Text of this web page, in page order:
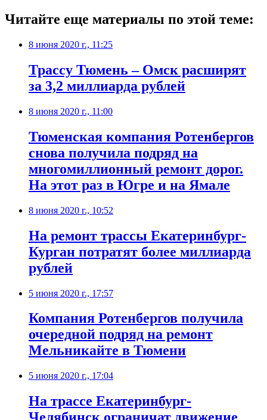
Читайте еще материалы по этой теме:
8 июня 2020 г., 11:25
Трассу Тюмень – Омск расширят
за 3,2 миллиарда рублей
8 июня 2020 г., 11:00
Тюменская компания Ротенбергов
снова получила подряд на
многомиллионный ремонт дорог.
На этот раз в Югре и на Ямале
8 июня 2020 г., 10:52
На ремонт трассы Екатеринбург-
Курган потратят более миллиарда
рублей
5 июня 2020 г., 17:57
Компания Ротенбергов получила
очередной подряд на ремонт
Мельникайте в Тюмени
5 июня 2020 г., 17:04
На трассе Екатеринбург-